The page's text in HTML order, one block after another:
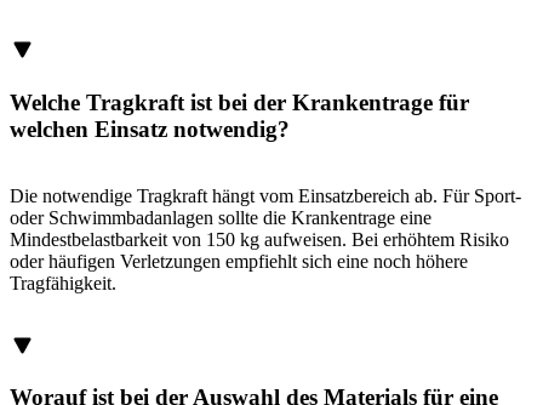
Welche Tragkraft ist bei der Krankentrage für
welchen Einsatz notwendig?
Die notwendige Tragkraft hängt vom Einsatzbereich ab. Für Sport-
oder Schwimmbadanlagen sollte die Krankentrage eine
Mindestbelastbarkeit von 150 kg aufweisen. Bei erhöhtem Risiko
oder häufigen Verletzungen empfiehlt sich eine noch höhere
Tragfähigkeit.
Worauf ist bei der Auswahl des Materials für eine